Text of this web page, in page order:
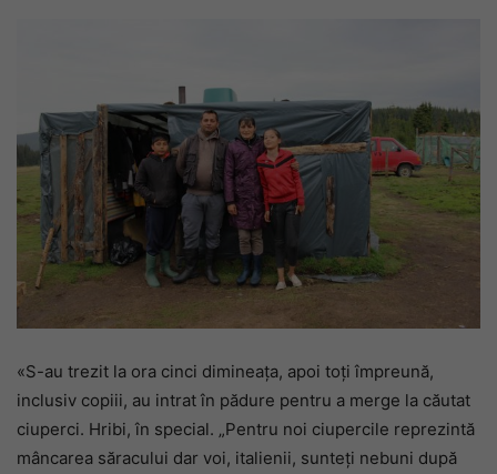
«S-au trezit la ora cinci dimineața, apoi toți împreună,
inclusiv copiii, au intrat în pădure pentru a merge la căutat
ciuperci. Hribi, în special. „Pentru noi ciupercile reprezintă
mâncarea săracului dar voi, italienii, sunteți nebuni după